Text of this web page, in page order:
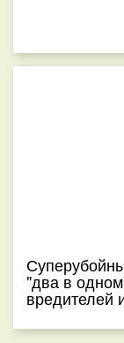
"два в
вредителей